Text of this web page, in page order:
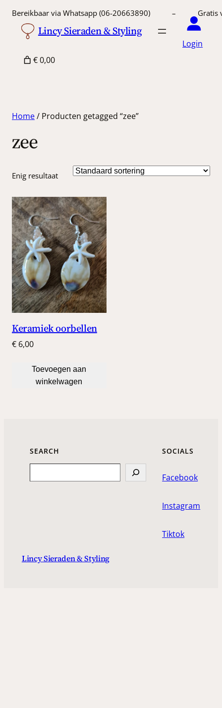
Bereikbaar via Whatsapp (06-20663890) –
Lincy Sieraden & Styling
Login
€ 0,00
Home/ Producten getagged “zee”
zee
Enig resultaat
Keramiek oorbellen
€ 6,00
Toevoegen aan
winkelwagen
SEARCH SOCIALS
Facebook
Instagram
Tiktok
Lincy Sieraden & Styling